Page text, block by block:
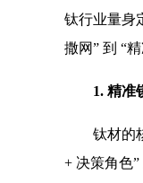
钛行业量身
撒网” 到 “
1. 精准
钛材的
+ 决策角色